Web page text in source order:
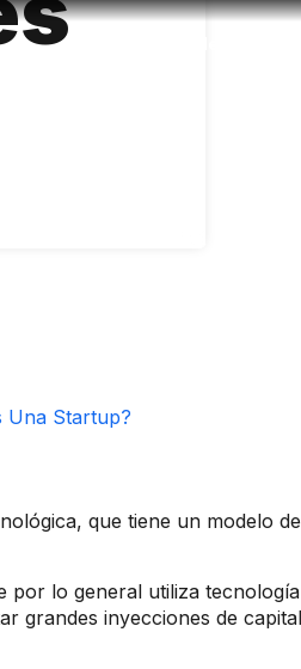
Una Startup?
que tiene un modelo
por lo general utiliza
grandes inyecciones de